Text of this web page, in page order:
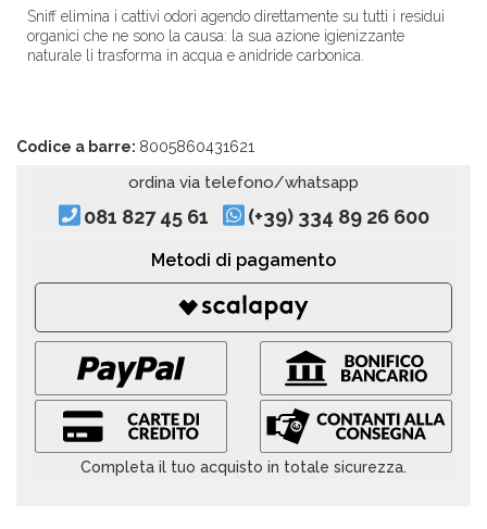
Sniff elimina i cattivi odori agendo direttamente su tutti i residui
organici che ne sono la causa: la sua azione igienizzante
naturale li trasforma in acqua e anidride carbonica.
Codice a barre: 8005860431621
ordina via telefono/whatsapp
081 827 45 61 (+39) 334 89 26 600
Metodi di pagamento
Completa il tuo acquisto in totale sicurezza.